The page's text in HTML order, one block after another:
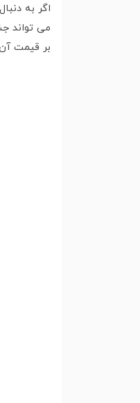
اگر به
می تواند
بر قیمت